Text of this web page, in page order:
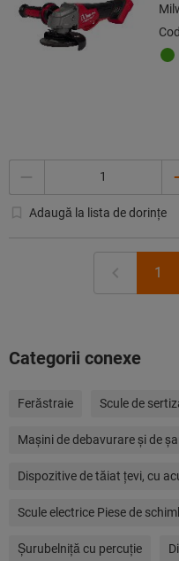
Adaugă la lista de dorințe
1
Categorii conexe
Ferăstraie Scule de
Maşini de debavurare şi de
Dispozitive de tăiat ţevi, cu
Scule electrice Piese de
Şurubelniţă cu percuţie